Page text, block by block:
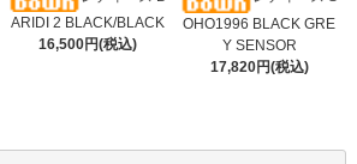
ARIDI 2 BLACK/BLACK
16,500円(税込)
OHO1996 BLACK GRE
Y SENSOR
17,820円(税込)